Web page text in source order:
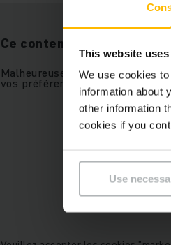
This website
We use cookies
information about
other information
cookies if you
Use
Ce contenu nécessite
Malheureusement, ce contenu
vos préférences actuelles de